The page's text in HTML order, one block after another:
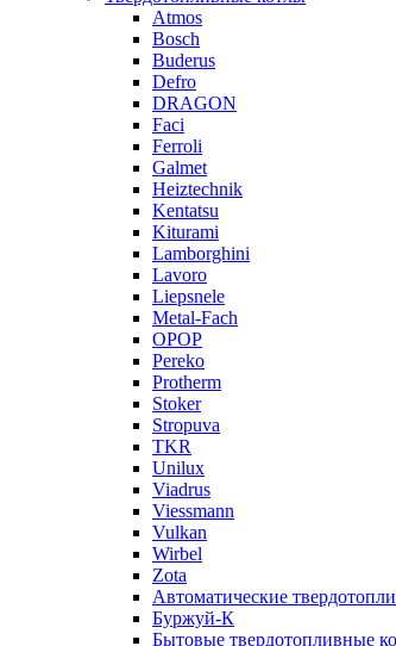
Atmos
Bosch
Buderus
Defro
DRAGON
Faci
Ferroli
Galmet
Heiztechnik
Kentatsu
Kiturami
Lamborghini
Lavoro
Liepsnele
Metal-Fach
OPOP
Pereko
Protherm
Stoker
Stropuva
TKR
Unilux
Viadrus
Viessmann
Vulkan
Wirbel
Zota
Автоматические
Буржуй-К
Бытовые твердотопливные